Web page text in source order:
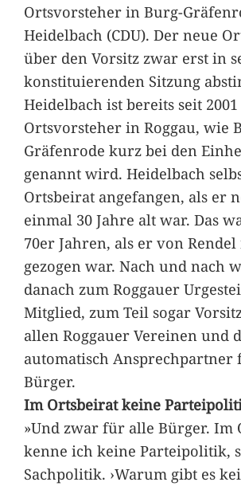
Ortsvorsteher in Burg-
Heidelbach (CDU). Der neue
über den Vorsitz zwar erst in
konstituierenden Sitzung
Heidelbach ist bereits seit 2001
Ortsvorsteher in Roggau, wie
Gräfenrode kurz bei den
genannt wird. Heidelbach
Ortsbeirat angefangen, als er
einmal 30 Jahre alt war. Das
70er Jahren, als er von Rendel
gezogen war. Nach und nach
danach zum Roggauer
Mitglied, zum Teil sogar
allen Roggauer Vereinen und
automatisch Ansprechpartner
Bürger.
Im Ortsbeirat keine
»Und zwar für alle Bürger. Im
kenne ich keine Parteipolitik,
Sachpolitik. ›Warum gibt es